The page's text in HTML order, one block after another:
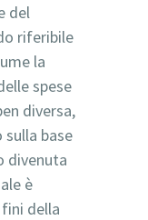
del
riferibile
la
spese
diversa,
base
divenuta
è
della